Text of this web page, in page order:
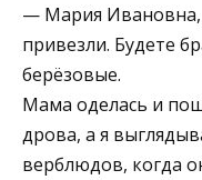
— Мария Ивановна,
привезли. Будете
берёзовые.
Мама оделась и
дрова, а я
верблюдов, когда